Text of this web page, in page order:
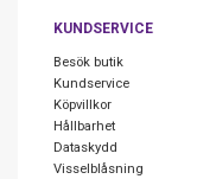
KUNDSERVICE
Besök butik
Kundservice
Köpvillkor
Hållbarhet
Dataskydd
Visselblåsning